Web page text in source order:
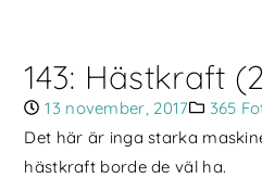
143: Hästkraft
13 november, 2017
365
Det här är inga starka
hästkraft borde de väl ha.